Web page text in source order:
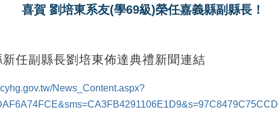
喜賀 劉培東系友(學69級)榮任嘉義縣副縣長！
任副縣長劉培東佈達典禮新聞連結
News_Content.aspx?